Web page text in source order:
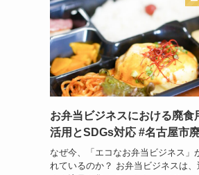
お弁当ビジネスにおける廃食
活用とSDGs対応 #名古屋市
なぜ今、「エコなお弁当ビジネス」
れているのか？ お弁当ビジネスは、